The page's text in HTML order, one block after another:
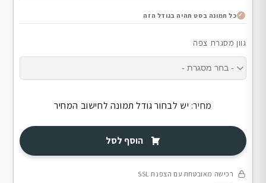
כל תמונה בסט תהיה בגודל הזה
גוון מסגרת צפה
מחיר: יש לבחור גודל תמונה לחישוב המחיר
הוסף לסל
רכישה מאובטחת עם הצפנת SSL